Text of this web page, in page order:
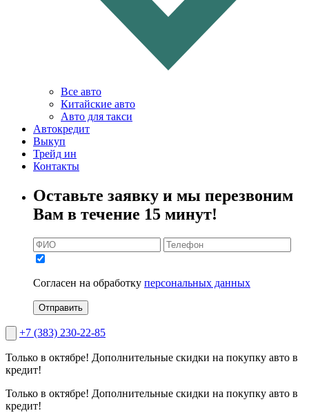
Все авто
Китайские авто
Авто для такси
Автокредит
Выкуп
Трейд ин
Контакты
Оставьте заявку и мы перезвоним
Вам в течение 15 минут!
Согласен на обработку персональных данных
Отправить
+7 (383) 230-22-85
Только в октябре! Дополнительные скидки на покупку авто в
кредит!
Только в октябре! Дополнительные скидки на покупку авто в
кредит!